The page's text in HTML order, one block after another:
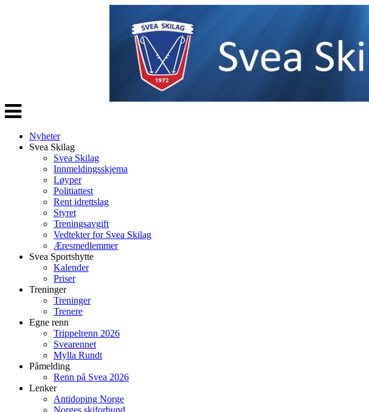
Veksle
navigasjon
Nyheter
Svea Skilag
Svea Skilag
Innmeldingsskjema
Løyper
Politiattest
Rent idrettslag
Styret
Treningsavgift
Vedtekter for Svea Skilag
Æresmedlemmer
Svea Sportshytte
Kalender
Priser
Treninger
Treninger
Trenere
Egne renn
Trippelrenn 2026
Svearennet
Mylla Rundt
Påmelding
Renn på Svea 2026
Lenker
Antidoping Norge
Norges skiforbund